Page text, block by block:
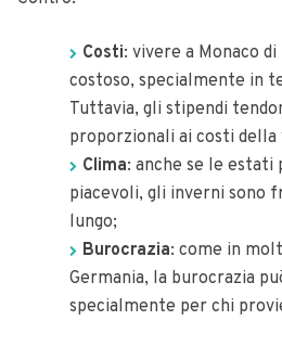
Costi: vivere a Monaco
costoso, specialmente in
Tuttavia, gli stipendi
proporzionali ai costi della
Clima: anche se le estati
piacevoli, gli inverni sono
lungo;
Burocrazia: come in
Germania, la burocrazia
specialmente per chi